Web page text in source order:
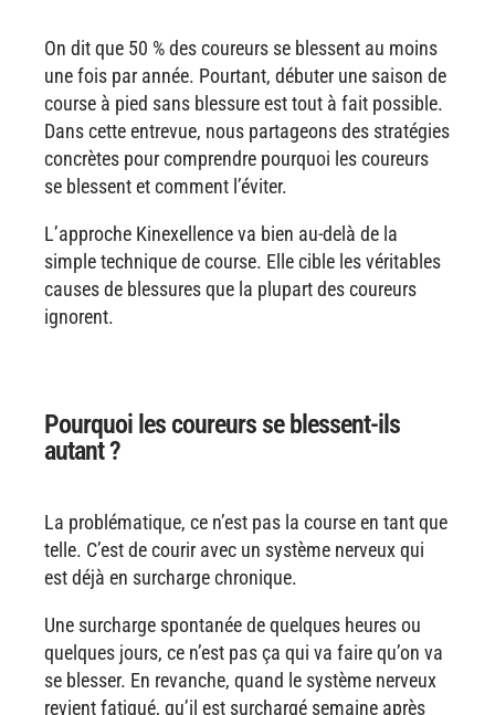
On dit que 50 % des coureurs se blessent au moins
une fois par année. Pourtant, débuter une saison de
course à pied sans blessure est tout à fait possible.
Dans cette entrevue, nous partageons des stratégies
concrètes pour comprendre pourquoi les coureurs
se blessent et comment l’éviter.
L’approche Kinexellence va bien au-delà de la
simple technique de course. Elle cible les véritables
causes de blessures que la plupart des coureurs
ignorent.
Pourquoi les coureurs se blessent-ils
autant ?
La problématique, ce n’est pas la course en tant que
telle. C’est de courir avec un système nerveux qui
est déjà en surcharge chronique.
Une surcharge spontanée de quelques heures ou
quelques jours, ce n’est pas ça qui va faire qu’on va
se blesser. En revanche, quand le système nerveux
revient fatigué, qu’il est surchargé semaine après